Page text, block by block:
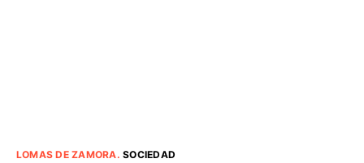
LOMAS DE ZAMORA.SOCIEDAD